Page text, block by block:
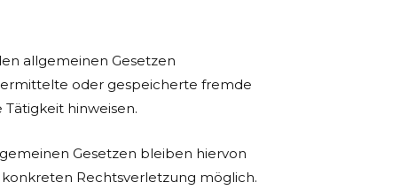
allgemeinen Gesetzen
oder gespeicherte fremde
hinweisen.
Gesetzen bleiben hiervon
Rechtsverletzung möglich.